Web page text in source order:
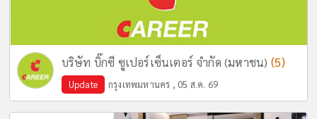
บริษัท บิ๊กซี ซูเปอร์เซ็นเตอร์ จำกัด (มหาชน) (5)
Update กรุงเทพมหานคร , 05 ส.ค. 69